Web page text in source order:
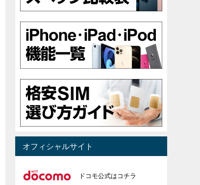
オフィシャルサイト
ドコモ公式はコチラ